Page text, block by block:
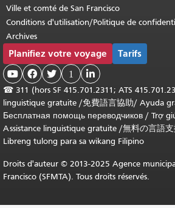
Ville et comté de San Francisco
Conditions d'utilisation/Politique de
Archives
Planifiez votre voyage Tarifs
   1 
☎ 311 (hors SF 415.701.2311; ATS
linguistique gratuite /免費語言協助/ Ayuda
Бесплатная помощь переводчиков / Trợ
Assistance linguistique gratuite /無料の言語支
Libreng tulong para sa wikang Filipino
Droits d'auteur © 2013-2025 Agence
Francisco (SFMTA). Tous droits réservés.